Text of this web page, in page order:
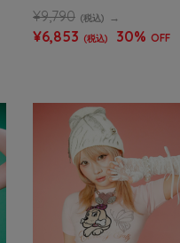
¥9,790 (税込)
¥6,853 (税込) 30% OFF